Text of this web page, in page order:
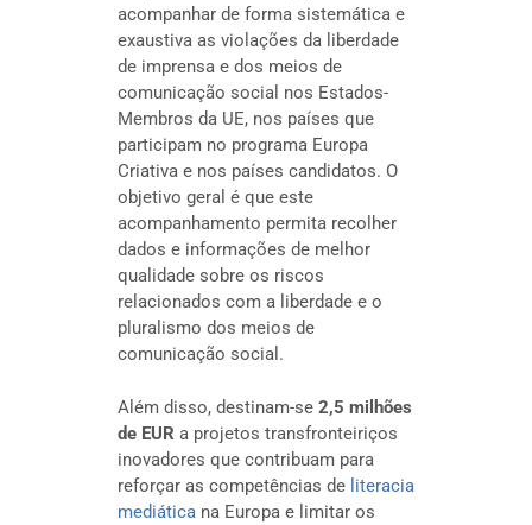
acompanhar de forma sistemática e
exaustiva as violações da liberdade
de imprensa e dos meios de
comunicação social nos Estados-
Membros da UE, nos países que
participam no programa Europa
Criativa e nos países candidatos. O
objetivo geral é que este
acompanhamento permita recolher
dados e informações de melhor
qualidade sobre os riscos
relacionados com a liberdade e o
pluralismo dos meios de
comunicação social.
Além disso, destinam-se 2,5 milhões
de EUR a projetos transfronteiriços
inovadores que contribuam para
reforçar as competências de literacia
mediáticana Europa e limitar os